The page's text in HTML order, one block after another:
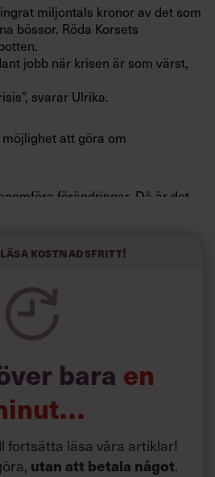
Prenumerera
miljontals kronor av det som
bössor. Röda Korsets
jobb när krisen är som värst,
svarar Ulrika.
att göra om
förändringar. Då är det
dig ur en kris, du måste göra
inåt i stället för att
kostnadsfritt!
bara en
fortsätta läsa våra artiklar!
utan att betala något.